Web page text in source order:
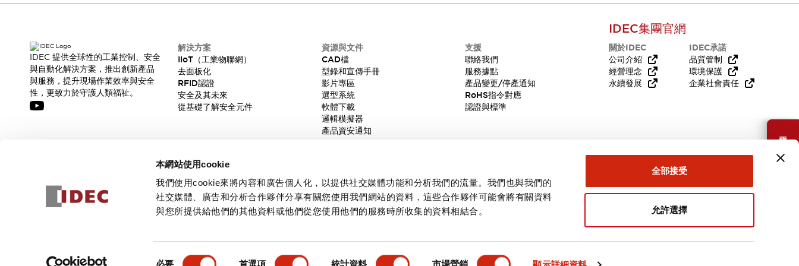
本網站使用cookie
我們使用cookie來將內容和廣告個人化，以提供社交媒體功能和分析我們的流量。我們也與我們的
社交媒體、廣告和分析合作夥伴分享有關您使用我們網站的資料，這些合作夥伴可能會將有關資料
與您所提供給他們的其他資料或他們從您使用他們的服務時所收集的資料相結合。
必要 首選項 統計資料 市場營銷
全部接受
允許選擇
需要幫助嗎？
IDEC 提供全球性的工業控制、安全
與自動化解決方案，推出創新產品
與服務，提升現場作業效率與安全
性，更致力於守護人類福祉。
解決方案
IIoT（工業物聯網）
去面板化
RFID認證
安全及其未來
從基礎了解安全元件
資源與文件
CAD檔
型錄和宣傳手冊
影片專區
選型系統
軟體下載
邏輯模擬器
產品資安通知
支援
聯絡我們
服務據點
產品變更/停產通知
RoHS指令對應
認證與標準
IDEC集團官網
關於IDEC
公司介紹
經營理念
永續發展
IDEC承諾
品質管制
環境保護
企業社會責任
訂閱
隱私權政策使用條款 台灣